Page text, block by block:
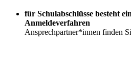
für Schulabschlüsse besteht
Anmeldeverfahren
Ansprechpartner*innen finden